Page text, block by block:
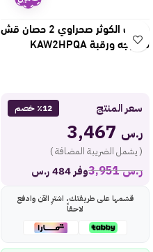
مكيف الكوثر صحراوي 2 حصان قش
مع وجه ورقبة KAW2HPQA
سعر المنتج ٪12 خصم
ر.س
( يشمل الضريبة المضافة )
ر.س3,951 وفر 484 ر.س
قسّمها على طريقتك، اشترِ الآن وادفع
لاحقاً